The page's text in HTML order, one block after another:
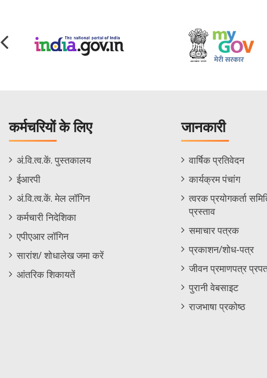
कर्मचरियों के लिए
Staff
Footer
Menu
अं.वि.त्व.कें. पुस्तकालय
ईआरपी
अं.वि.त्व.कें. मेल लॉगिन
कर्मचारी निदेशिका
एपीएआर लॉगिन
सारांश/ शोधालेख जमा करें
आंतरिक शिकायतें
जानकारी
Informations
Menu
वार्षिक प्रतिवेदन
कार्यक्रम पंचांग
त्वरक प्रयोगकर्ता
प्रस्ताव
समाचार पत्रक
प्रकाशन/शोध-पत्र
जीवन प्रमाणपत्र
पुरानी वेबसाइट
राजभाषा प्रकोष्ठ